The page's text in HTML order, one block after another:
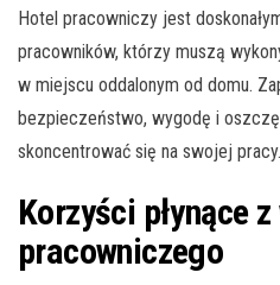
Hotel pracowniczy jest
pracowników, którzy muszą
w miejscu oddalonym od domu.
bezpieczeństwo, wygodę i
skoncentrować się na swojej pracy.
Korzyści płynące
pracowniczego